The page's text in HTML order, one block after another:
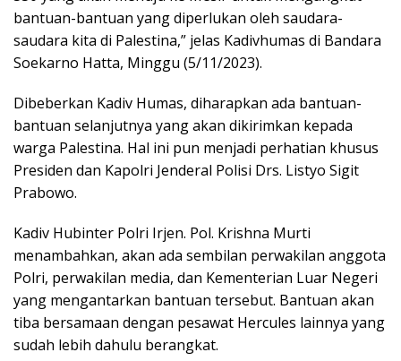
bantuan-bantuan yang diperlukan oleh saudara-
saudara kita di Palestina,” jelas Kadivhumas di Bandara
Soekarno Hatta, Minggu (5/11/2023).
Dibeberkan Kadiv Humas, diharapkan ada bantuan-
bantuan selanjutnya yang akan dikirimkan kepada
warga Palestina. Hal ini pun menjadi perhatian khusus
Presiden dan Kapolri Jenderal Polisi Drs. Listyo Sigit
Prabowo.
Kadiv Hubinter Polri Irjen. Pol. Krishna Murti
menambahkan, akan ada sembilan perwakilan anggota
Polri, perwakilan media, dan Kementerian Luar Negeri
yang mengantarkan bantuan tersebut. Bantuan akan
tiba bersamaan dengan pesawat Hercules lainnya yang
sudah lebih dahulu berangkat.